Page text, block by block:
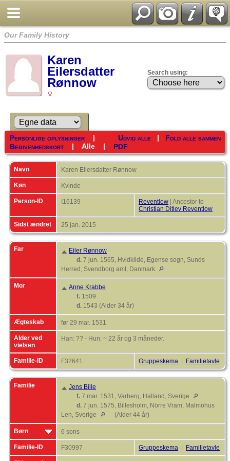
Our Family History
Karen
Eilersdatter
Rønnow
Search using:
Udvid alle | Fold alle sammen
Personlige oplysninger|
Begivenhedskort| Alle| PDF
Navn Karen Eilersdatter Rønnow
Køn Kvinde
Person-ID I16139 Reventlow | Ancestor to
Christian Ditlev Reventlow
Sidst ændret 25 jan. 2015
Far
Eiler Rønnow
d. 7 jun. 1565, Hvidkilde, Egense sogn, Sunds
Herred, Svendborg amt, Danmark
Mor
Anne Krabbe
f. 1509
d. 1543 (Alder 34 år)
Ægteskab før 29 mar. 1531
Alder ved
vielsen
Han: ?? - Hun: ~ 22 år og 3 måneder.
Familie-ID F32641 Gruppeskema Familietavle
Familie
Jens Bille
f. 7 mar. 1531, Varberg, Halland, Sverige
d. 7 jun. 1575, Billesholm, Nörre Vram, Malmöhus
Len, Sverige
(Alder 44 år)
Børn 6 sons
Familie-ID F30997 Gruppeskema Familietavle